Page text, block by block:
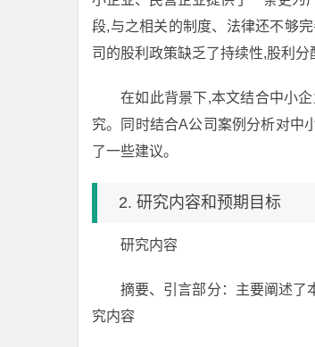
段,与之相关的制度、法律还不够
司的股利政策缺乏了持续性,股利分
在如此背景下,本文结合中小
究。同时结合A公司案例分析对中
了一些建议。
2. 研究内容和预期目标
研究内容
摘要、引言部分：主要阐述了
究内容